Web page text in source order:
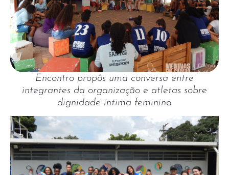
Encontro propôs uma conversa entre
integrantes da organização e atletas sobre
dignidade íntima feminina